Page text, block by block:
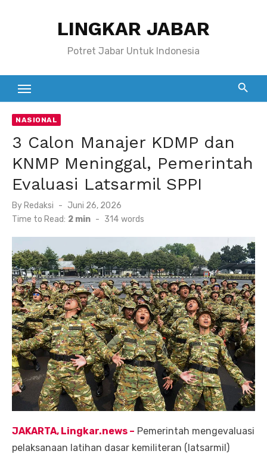
LINGKAR JABAR
Potret Jabar Untuk Indonesia
NASIONAL
3 Calon Manajer KDMP dan
KNMP Meninggal, Pemerintah
Evaluasi Latsarmil SPPI
By Redaksi
Posted
on
Juni 26, 2026
Time to Read: 2 min - 314 words
JAKARTA, Lingkar.news – Pemerintah mengevaluasi
pelaksanaan latihan dasar kemiliteran (latsarmil)